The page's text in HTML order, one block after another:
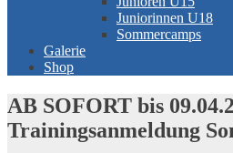
Juniorinnen U18
Sommercamps
Galerie
Shop
AB SOFORT bis
Trainingsanmeldung